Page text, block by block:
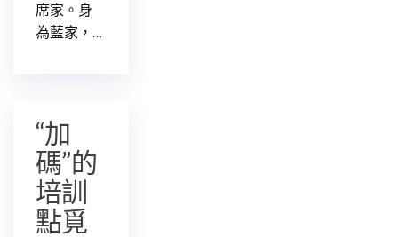
席家。身
為藍家，…
“加
碼”的
培訓
點覓